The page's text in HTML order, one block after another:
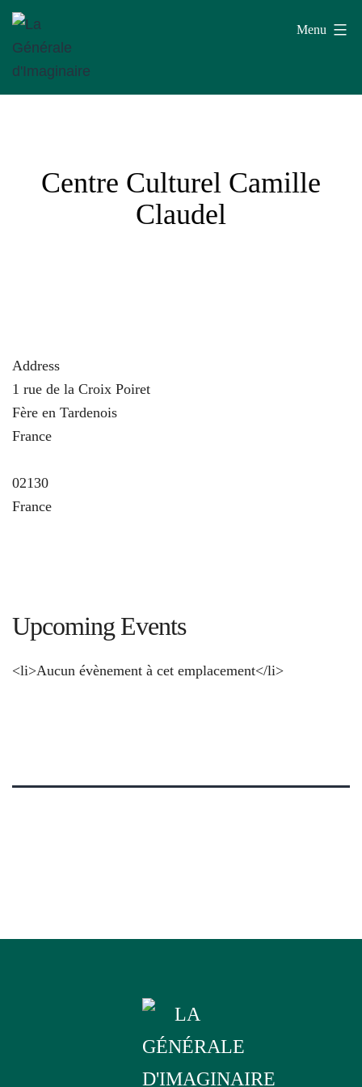
Aller
contenu
Menu
Centre Culturel Camille
Claudel
Address
1 rue de la Croix Poiret
Fère en Tardenois
France
02130
France
Upcoming Events
<li>Aucun évènement à cet emplacement</li>